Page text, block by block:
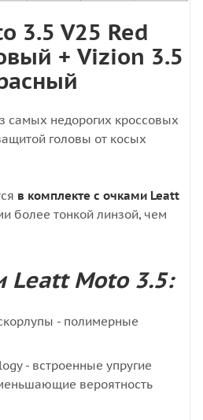
3.5 V25 Red
+ Vizion 3.5
самых недорогих кроссовых
головы от косых
в комплекте с очками Leatt
более тонкой линзой, чем
Leatt Moto 3.5:
- полимерные
- встроенные упругие
вероятность